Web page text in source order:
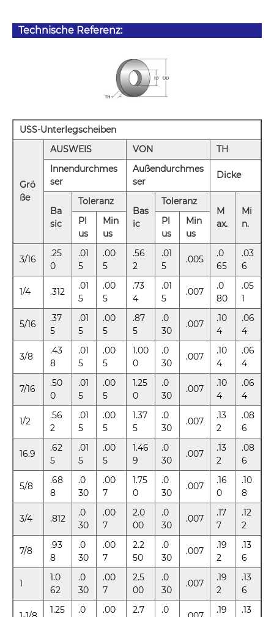
Technische Referenz:
USS-Unterlegscheiben
Grö
ße
AUSWEIS VON
TH
Innendurchmes
ser
Außendurchmes
ser
Dicke
Ba
sic
Toleranz
Bas
ic
Toleranz
M
ax.
Mi
n.
Pl
us
Min
us
Pl
us
Min
us
3/16
.25
0
.01
5
.00
5
.56
2
.01
5
.005
.0
65
.03
6
1/4 .312
.01
5
.00
5
.73
4
.01
5
.007
.0
80
.05
1
5/16
.37
5
.01
5
.00
5
.87
5
.0
30
.007
.10
4
.06
4
3/8
.43
8
.01
5
.00
5
1.00
0
.0
30
.007
.10
4
.06
4
7/16
.50
0
.01
5
.00
5
1.25
0
.0
30
.007
.10
4
.06
4
1/2
.56
2
.01
5
.00
5
1.37
5
.0
30
.007
.13
2
.08
6
16.9
.62
5
.01
5
.00
5
1.46
9
.0
30
.007
.13
2
.08
6
5/8
.68
8
.0
30
.00
7
1.75
0
.0
30
.007
.16
0
.10
8
3/4 .812
.0
30
.00
7
2.0
00
.0
30
.007
.17
7
.12
2
7/8
.93
8
.0
30
.00
7
2.2
50
.0
30
.007
.19
2
.13
6
1
1.0
62
.0
30
.00
7
2.5
00
.0
30
.007
.19
2
.13
6
1.25
.0
.00
2.7
.0
.19
.13